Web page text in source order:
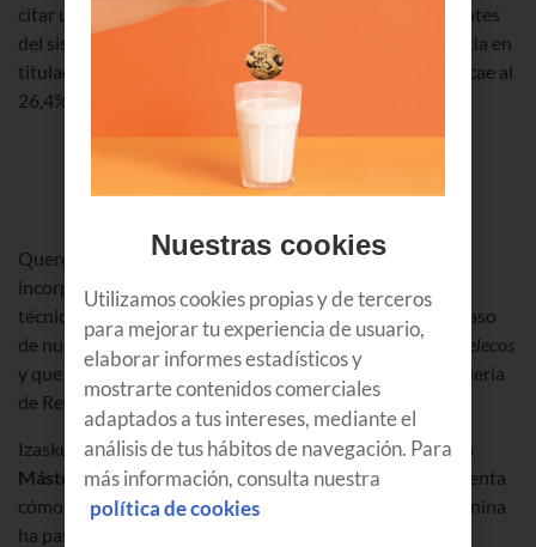
citar un ejemplo: a pesar de que el 54,3% de los estudiantes
del sistema universitario del estado es mujer, su presencia en
titulaciones técnicas como Ingeniería y Arquitectura decae al
26,4%.
Queremos revertir esa tendencia y que el modelo de
incorporación de la mujer profesional a departamentos
técnicos, como ocurre en Euskaltel, se generalice. Es el caso
de nuestra compañera Izaskun Pellejero , que estudió
Telecos
y que actualmente trabaja en el departamento de Ingeniería
de Red y Servicios.
Izaskun compagina esta labor con la deprofesora de un
Máster en Ingeniería de Telecomunicaciones
, y nos cuenta
cómo en este curso de especialización la presencia femenina
ha pasado del 50%, en el momento en que ella misma lo
Nuestras cookies
Utilizamos cookies propias y de terceros
para mejorar tu experiencia de usuario,
elaborar informes estadísticos y
mostrarte contenidos comerciales
adaptados a tus intereses, mediante el
análisis de tus hábitos de navegación. Para
más información, consulta nuestra
política de cookies